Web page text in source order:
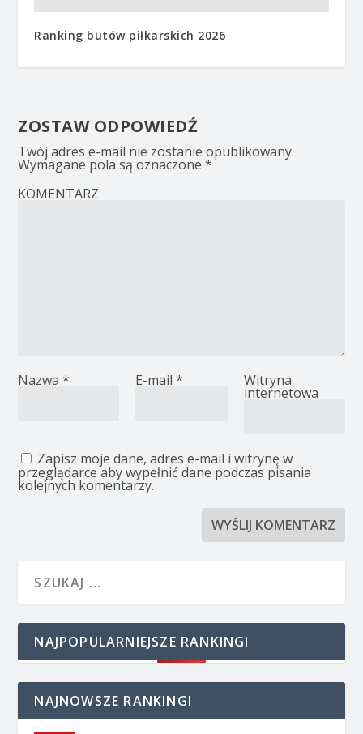
Ranking butów piłkarskich 2026
ZOSTAW ODPOWIEDŹ
Twój adres e-mail nie zostanie opublikowany.
Wymagane pola są oznaczone*
KOMENTARZ
Nazwa* E-mail * Witryna
internetowa
Zapisz moje dane, adres e-mail i witrynę w
przeglądarce aby wypełnić dane podczas pisania
kolejnych komentarzy.
NAJPOPULARNIEJSZE RANKINGI
NAJNOWSZE RANKINGI